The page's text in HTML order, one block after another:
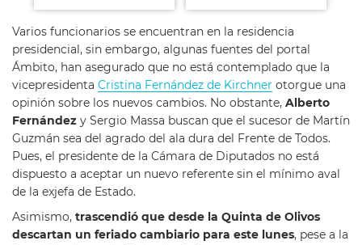
Varios funcionarios se encuentran en la residencia
presidencial, sin embargo, algunas fuentes del portal
Ámbito, han asegurado que no está contemplado que la
vicepresidenta Cristina Fernández de Kirchner otorgue una
opinión sobre los nuevos cambios. No obstante, Alberto
Fernández y Sergio Massa buscan que el sucesor de Martín
Guzmán sea del agrado del ala dura del Frente de Todos.
Pues, el presidente de la Cámara de Diputados no está
dispuesto a aceptar un nuevo referente sin el mínimo aval
de la exjefa de Estado.
Asimismo, trascendió que desde la Quinta de Olivos
descartan un feriado cambiario para este lunes, pese a la